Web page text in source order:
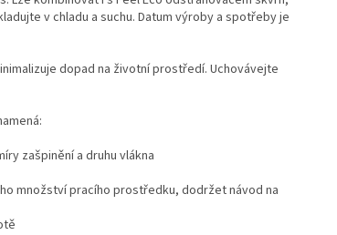
v chladu a suchu. Datum výroby a spotřeby je
dopad na životní prostředí. Uchovávejte
zašpinění a druhu vlákna
množství pracího prostředku, dodržet návod na